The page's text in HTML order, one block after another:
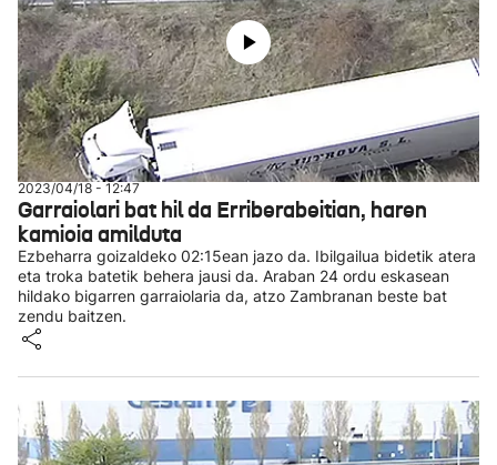
2023/04/18 - 12:47
Garraiolari bat hil da Erriberabeitian, haren
kamioia amilduta
Ezbeharra goizaldeko 02:15ean jazo da. Ibilgailua bidetik atera
eta troka batetik behera jausi da. Araban 24 ordu eskasean
hildako bigarren garraiolaria da, atzo Zambranan beste bat
zendu baitzen.